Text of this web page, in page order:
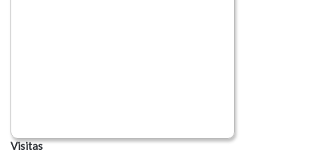
Visitas